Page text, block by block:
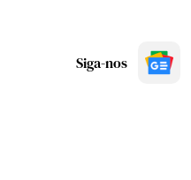
Siga-nos